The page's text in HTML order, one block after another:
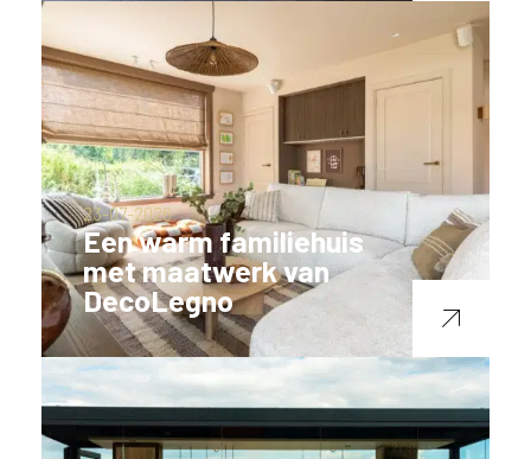
23-07-2026
Een warm familiehuis
met maatwerk van
DecoLegno